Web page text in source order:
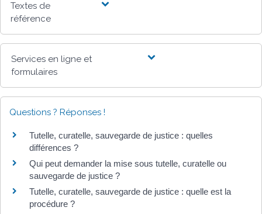
Textes de
référence
Services en ligne et
formulaires
Questions ? Réponses !
Tutelle, curatelle, sauvegarde de justice : quelles
différences ?
Qui peut demander la mise sous tutelle, curatelle ou
sauvegarde de justice ?
Tutelle, curatelle, sauvegarde de justice : quelle est la
procédure ?